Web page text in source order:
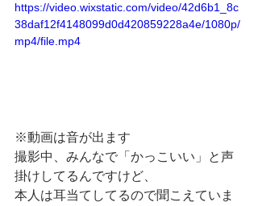
https://video.wixstatic.com/video/42d6b1_8c
38daf12f4148099d0d420859228a4e/1080p/
mp4/file.mp4
※動画は音が出ます
撮影中、みんなで「かっこいい」と声
掛けしてるんですけど、
本人は耳当てしてるので聞こえていま